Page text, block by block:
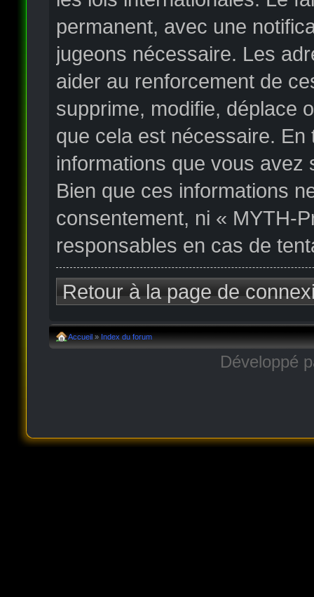
permanent, avec une
jugeons nécessaire. Les
aider au renforcement de
supprime, modifie, déplace
que cela est nécessaire.
informations que vous
Bien que ces informations
consentement, ni « MYTH-
responsables en cas de
Retour à la page de
Accueil » Index du forum
Développé